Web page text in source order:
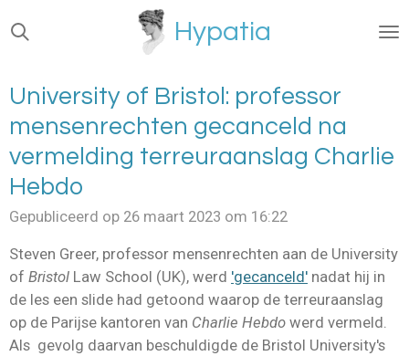
Ga
direct
de
Hypatia
University of Bristol: professor
mensenrechten gecanceld na
vermelding terreuraanslag Charlie
Hebdo
Gepubliceerd op 26 maart 2023 om 16:22
Steven Greer, professor mensenrechten aan de University
of Bristol Law School (UK), werd 'gecanceld' nadat hij in
de les een slide had getoond waarop de terreuraanslag
op de Parijse kantoren van Charlie Hebdo werd vermeld.
Als gevolg daarvan beschuldigde de Bristol University's